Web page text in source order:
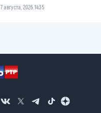
7 августа, 2026 14:35